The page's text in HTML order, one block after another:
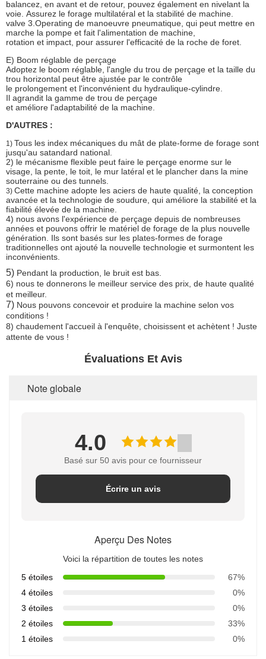
balancez, en avant et de retour, pouvez également en nivelant la
voie. Assurez le forage multilatéral et la stabilité de machine.
valve 3.Operating de manoeuvre pneumatique, qui peut mettre en
marche la pompe et fait l'alimentation de machine,
rotation et impact, pour assurer l'efficacité de la roche de foret.
E) Boom réglable de perçage
Adoptez le boom réglable, l'angle du trou de perçage et la taille du
trou horizontal peut être ajustée par le contrôle
le prolongement et l'inconvénient du hydraulique-cylindre.
Il agrandit la gamme de trou de perçage
et améliore l'adaptabilité de la machine.
D'AUTRES :
1) Tous les index mécaniques du mât de plate-forme de forage sont
jusqu'au satandard national.
2) le mécanisme flexible peut faire le perçage enorme sur le
visage, la pente, le toit, le mur latéral et le plancher dans la mine
souterraine ou des tunnels.
3) Cette machine adopte les aciers de haute qualité, la conception
avancée et la technologie de soudure, qui améliore la stabilité et la
fiabilité élevée de la machine.
4) nous avons l'expérience de perçage depuis de nombreuses
années et pouvons offrir le matériel de forage de la plus nouvelle
génération. Ils sont basés sur les plates-formes de forage
traditionnelles ont ajouté la nouvelle technologie et surmontent les
inconvénients.
5) Pendant la production, le bruit est bas.
6) nous te donnerons le meilleur service des prix, de haute qualité
et meilleur.
7) Nous pouvons concevoir et produire la machine selon vos
conditions !
8) chaudement l'accueil à l'enquête, choisissent et achètent ! Juste
attente de vous !
Évaluations Et Avis
Note globale
4.0
Basé sur 50 avis pour ce fournisseur
Écrire un avis
Aperçu Des Notes
Voici la répartition de toutes les notes
5 étoiles
67%
4 étoiles
0%
3 étoiles
0%
2 étoiles
33%
1 étoiles
0%